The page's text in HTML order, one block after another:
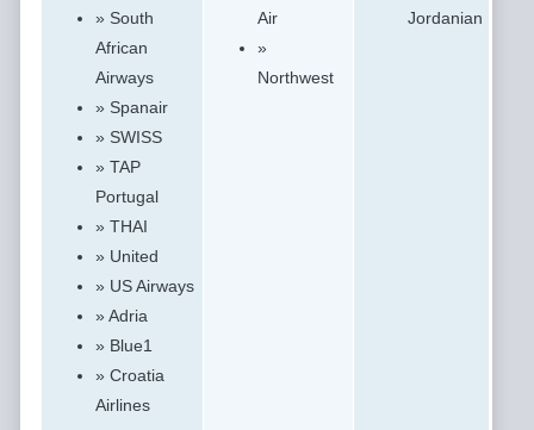
» South
African
Airways
» Spanair
» SWISS
» TAP
Portugal
» THAI
» United
» US Airways
» Adria
» Blue1
» Croatia
Airlines
Air
»
Northwest
Jordanian